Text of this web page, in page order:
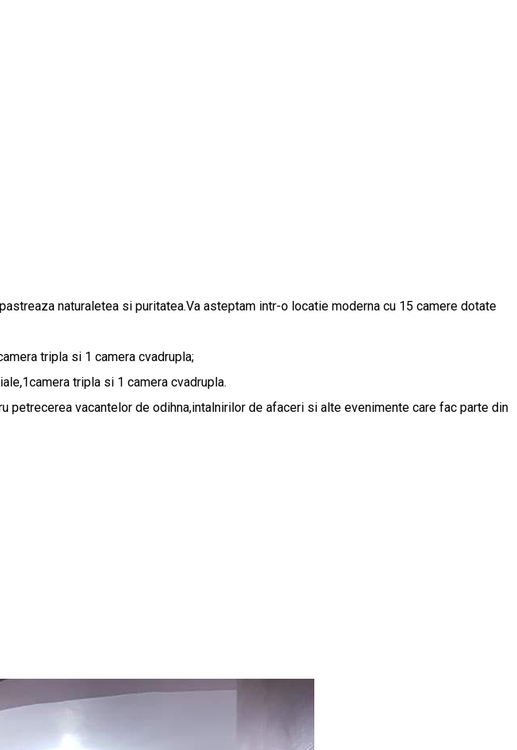
naturaletea si puritatea.Va asteptam intr-o locatie moderna cu 15 camere dotate
tripla si 1 camera cvadrupla;
tripla si 1 camera cvadrupla.
vacantelor de odihna,intalnirilor de afaceri si alte evenimente care fac parte din